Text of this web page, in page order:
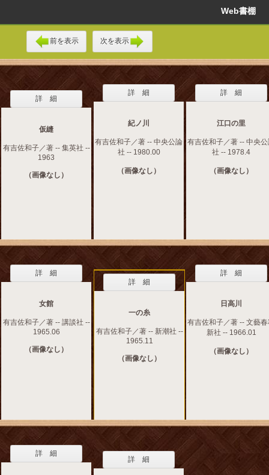
Web書棚
前を表示 次を表示
詳 細
仮縫
有吉佐和子／著 -- 集英社 --
1963
（画像なし）
詳 細
紀ノ川
有吉佐和子／著 -- 中央公論
社 -- 1980.00
（画像なし）
詳 細
江口の里
有吉佐和子／著 -- 中央
社 -- 1978.4
（画像なし）
詳 細
女館
有吉佐和子／著 -- 講談社 --
1965.06
（画像なし）
詳 細
一の糸
有吉佐和子／著 -- 新潮社 --
1965.11
（画像なし）
詳 細
日高川
有吉佐和子／著 -- 文藝
新社 -- 1966.01
（画像なし）
詳 細
詳 細